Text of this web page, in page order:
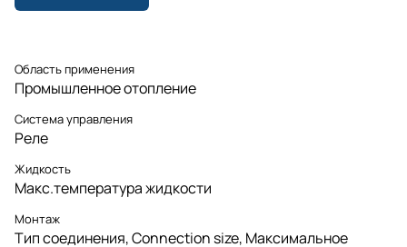
Область применения
Промышленное отопление
Система управления
Реле
Жидкость
Макс.температура жидкости
Монтаж
Тип соединения, Connection size, Максимальное